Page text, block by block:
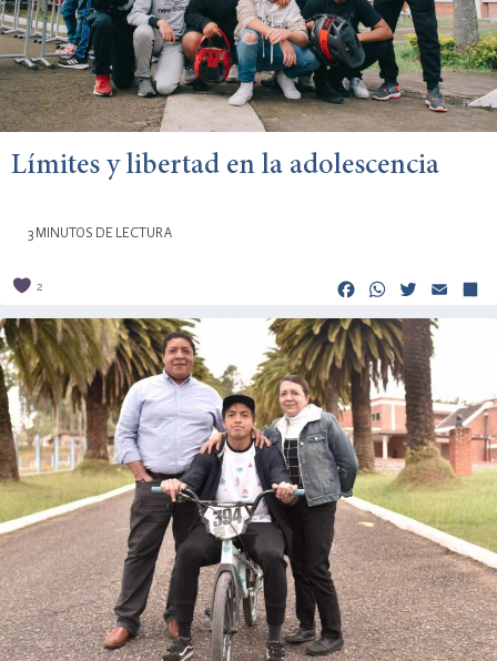
Límites y libertad en la adolescencia
3 MINUTOS DE LECTURA
2 Facebook